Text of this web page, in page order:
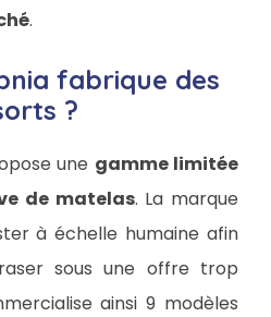
.
fabrique des
?
une gamme limitée
de matelas. La marque
à échelle humaine afin
sous une offre trop
ainsi 9 modèles